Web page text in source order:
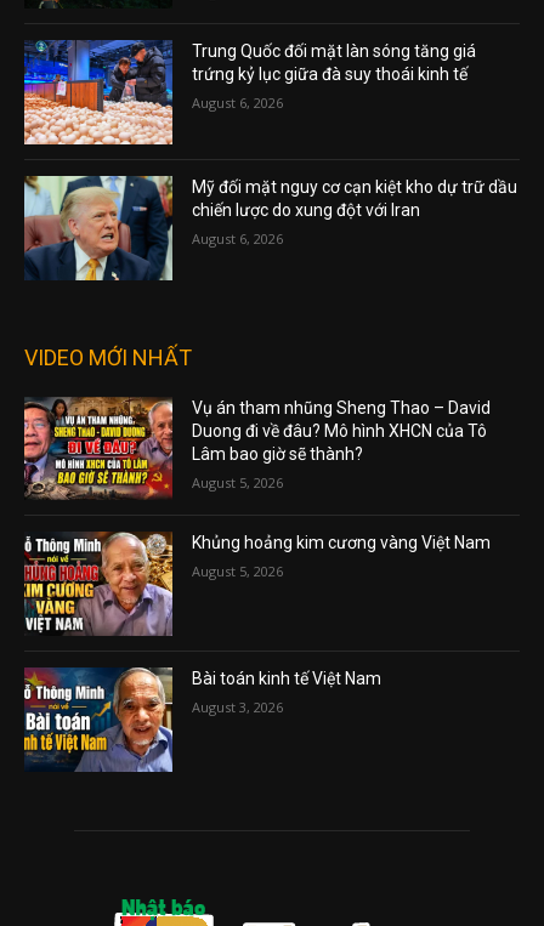
Trung Quốc đối mặt làn sóng tăng giá
trứng kỷ lục giữa đà suy thoái kinh tế
August 6, 2026
Mỹ đối mặt nguy cơ cạn kiệt kho dự trữ dầu
chiến lược do xung đột với Iran
August 6, 2026
VIDEO MỚI NHẤT
Vụ án tham nhũng Sheng Thao – David
Duong đi về đâu? Mô hình XHCN của Tô
Lâm bao giờ sẽ thành?
August 5, 2026
Khủng hoảng kim cương vàng Việt Nam
August 5, 2026
Bài toán kinh tế Việt Nam
August 3, 2026